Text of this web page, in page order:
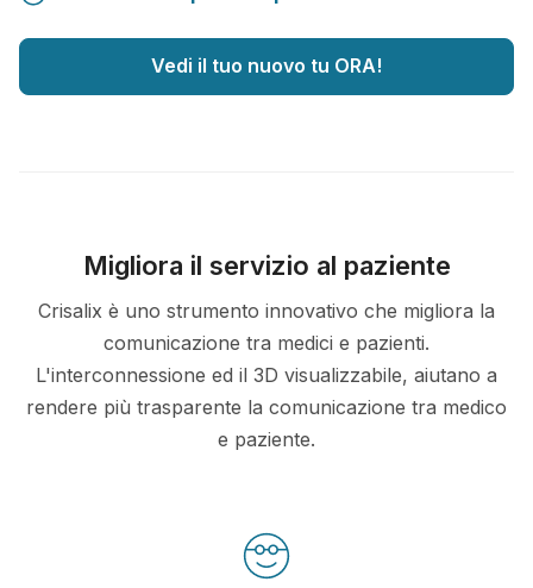
Vedi il tuo nuovo tu ORA!
Migliora il servizio al paziente
Crisalix è uno strumento innovativo che migliora la
comunicazione tra medici e pazienti.
L'interconnessione ed il 3D visualizzabile, aiutano a
rendere più trasparente la comunicazione tra medico
e paziente.